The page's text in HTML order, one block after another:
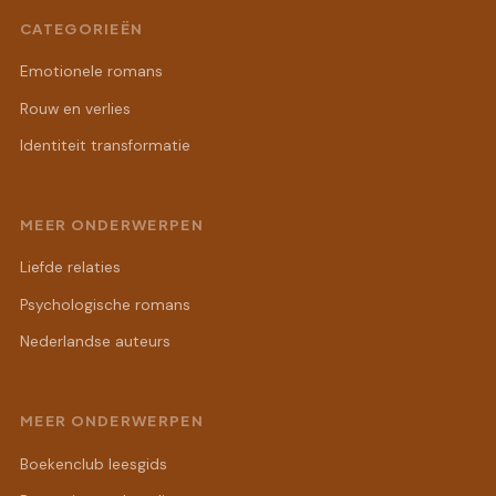
CATEGORIEËN
Emotionele romans
Rouw en verlies
Identiteit transformatie
MEER ONDERWERPEN
Liefde relaties
Psychologische romans
Nederlandse auteurs
MEER ONDERWERPEN
Boekenclub leesgids